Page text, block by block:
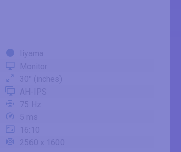
Iiyama
30" (inches)
75 Hz
16:10